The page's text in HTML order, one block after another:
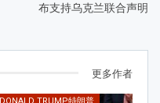
布支持乌克兰联合声明
更多作者